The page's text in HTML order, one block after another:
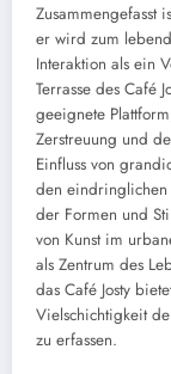
Zusammengefasst
er wird zum
Interaktion als ein
Terrasse des Café
geeignete
Zerstreuung und
Einfluss von
den eindringlichen
der Formen und
von Kunst im
als Zentrum des
das Café Josty
Vielschichtigkeit
zu erfassen.